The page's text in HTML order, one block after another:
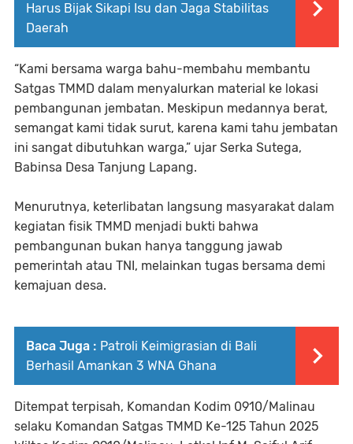
Harus Bijak Sikapi Isu dan Jaga Stabilitas
Daerah
“Kami bersama warga bahu-membahu membantu
Satgas TMMD dalam menyalurkan material ke lokasi
pembangunan jembatan. Meskipun medannya berat,
semangat kami tidak surut, karena kami tahu jembatan
ini sangat dibutuhkan warga,” ujar Serka Sutega,
Babinsa Desa Tanjung Lapang.
Menurutnya, keterlibatan langsung masyarakat dalam
kegiatan fisik TMMD menjadi bukti bahwa
pembangunan bukan hanya tanggung jawab
pemerintah atau TNI, melainkan tugas bersama demi
kemajuan desa.
Baca Juga : Patroli Keimigrasian di Bali
Berhasil Amankan 3 WNA Ghana
Ditempat terpisah, Komandan Kodim 0910/Malinau
selaku Komandan Satgas TMMD Ke-125 Tahun 2025